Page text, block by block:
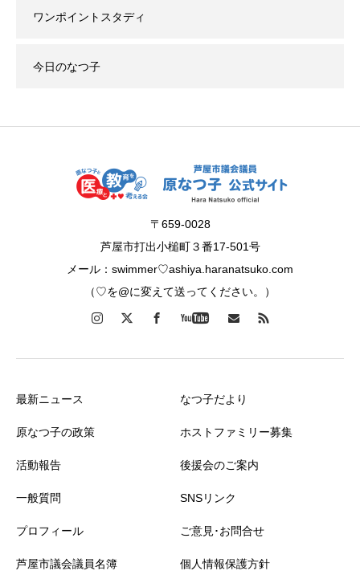
ワンポイントスタディ
今日のなつ子
〒659-0028
芦屋市打出小槌町３番17-501号
メール：swimmer♡ashiya.haranatsuko.com
（♡を@に変えて送ってください。）
最新ニュース
原なつ子の政策
活動報告
一般質問
プロフィール
芦屋市議会議員名簿
なつ子だより
ホストファミリー募集
後援会のご案内
SNSリンク
ご意見･お問合せ
個人情報保護方針